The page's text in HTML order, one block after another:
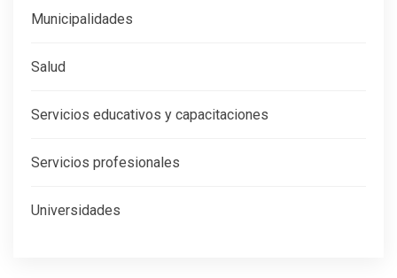
Municipalidades
Salud
Servicios educativos y capacitaciones
Servicios profesionales
Universidades